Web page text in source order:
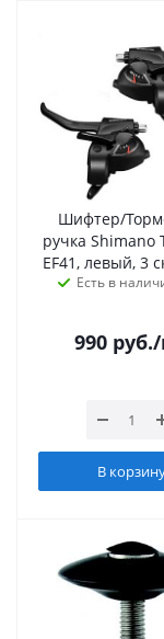
Шифтер/
ручка Shimano
EF41, левый, 3
Есть в
990руб.
В